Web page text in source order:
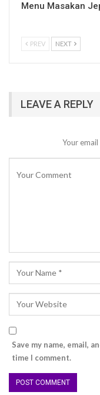
Menu Masakan
PREV NEXT
LEAVE A REPLY
Your
Save my name, email,
time I comment.